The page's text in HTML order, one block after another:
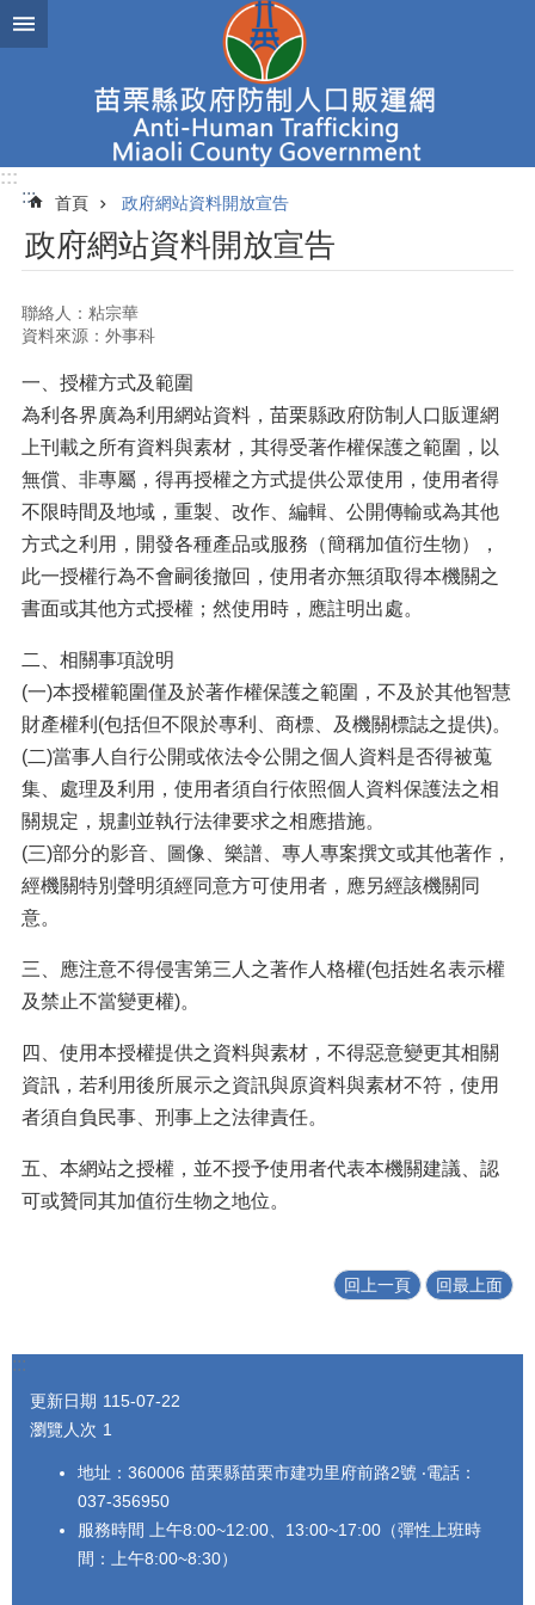
跳到主要內容區塊
聞
焦
認
口
販
運
查
緝
專
區
防
宣
導
被
害
保
護
音
區
令
規
章
導
文
課
程
相
:::
:::
首頁 政府網站資料開放宣告
政府網站資料開放宣告
聯絡人：粘宗華
資料來源：外事科
一、授權方式及範圍
為利各界廣為利用網站資料，苗栗縣政府防制人口販運網
上刊載之所有資料與素材，其得受著作權保護之範圍，以
無償、非專屬，得再授權之方式提供公眾使用，使用者得
不限時間及地域，重製、改作、編輯、公開傳輸或為其他
方式之利用，開發各種產品或服務（簡稱加值衍生物），
此一授權行為不會嗣後撤回，使用者亦無須取得本機關之
書面或其他方式授權；然使用時，應註明出處。
二、相關事項說明
(一)本授權範圍僅及於著作權保護之範圍，不及於其他智慧
財產權利(包括但不限於專利、商標、及機關標誌之提供)。
(二)當事人自行公開或依法令公開之個人資料是否得被蒐
集、處理及利用，使用者須自行依照個人資料保護法之相
關規定，規劃並執行法律要求之相應措施。
(三)部分的影音、圖像、樂譜、專人專案撰文或其他著作，
經機關特別聲明須經同意方可使用者，應另經該機關同
意。
三、應注意不得侵害第三人之著作人格權(包括姓名表示權
及禁止不當變更權)。
四、使用本授權提供之資料與素材，不得惡意變更其相關
資訊，若利用後所展示之資訊與原資料與素材不符，使用
者須自負民事、刑事上之法律責任。
五、本網站之授權，並不授予使用者代表本機關建議、認
可或贊同其加值衍生物之地位。
回上一頁 回最上面
:::
更新日期 115-07-22
瀏覽人次 1
地址：360006 苗栗縣苗栗市建功里府前路2號 ‧電話：
037-356950
服務時間 上午8:00~12:00、13:00~17:00（彈性上班時
間：上午8:00~8:30）